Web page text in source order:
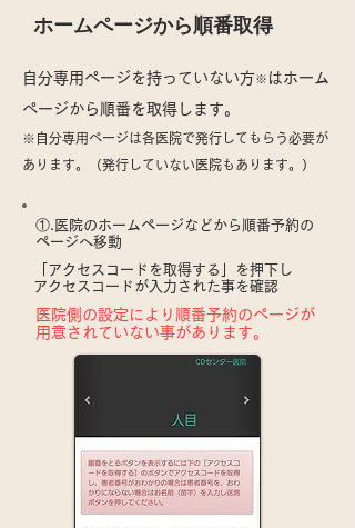
ホームページから順番取得
自分専用ページを持っていない方※ はホーム
ページから順番を取得します。
※自分専用ページは各医院で発行してもらう必要が
あります。（発行していない医院もあります。）
​①.医院のホームページなどから順番予約の
ページへ移動
「アクセスコードを取得する」を押下し
​アクセスコードが入力された事を確認
​医院側の設定により順番予約のページが
用意されていない事があります。